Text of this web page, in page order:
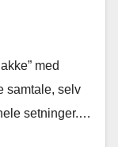
med
samtale, selv
setninger.…